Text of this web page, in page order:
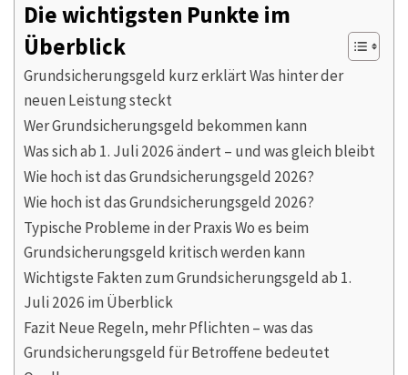
Die wichtigsten Punkte im
Überblick
Grundsicherungsgeld kurz erklärt Was hinter der
neuen Leistung steckt
Wer Grundsicherungsgeld bekommen kann
Was sich ab 1. Juli 2026 ändert – und was gleich bleibt
Wie hoch ist das Grundsicherungsgeld 2026?
Wie hoch ist das Grundsicherungsgeld 2026?
Typische Probleme in der Praxis Wo es beim
Grundsicherungsgeld kritisch werden kann
Wichtigste Fakten zum Grundsicherungsgeld ab 1.
Juli 2026 im Überblick
Fazit Neue Regeln, mehr Pflichten – was das
Grundsicherungsgeld für Betroffene bedeutet